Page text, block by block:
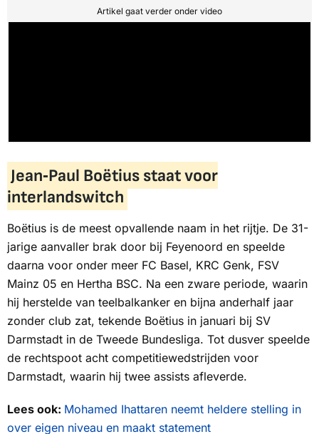
Artikel gaat verder onder video
Jean‑Paul Boëtius staat voor
interlandswitch
Boëtius is de meest opvallende naam in het rijtje. De 31-
jarige aanvaller brak door bij Feyenoord en speelde
daarna voor onder meer FC Basel, KRC Genk, FSV
Mainz 05 en Hertha BSC. Na een zware periode, waarin
hij herstelde van teelbalkanker en bijna anderhalf jaar
zonder club zat, tekende Boëtius in januari bij SV
Darmstadt in de Tweede Bundesliga. Tot dusver speelde
de rechtspoot acht competitiewedstrijden voor
Darmstadt, waarin hij twee assists afleverde.
Lees ook: Mohamed Ihattaren neemt heldere stelling in
over eigen niveau en maakt statement